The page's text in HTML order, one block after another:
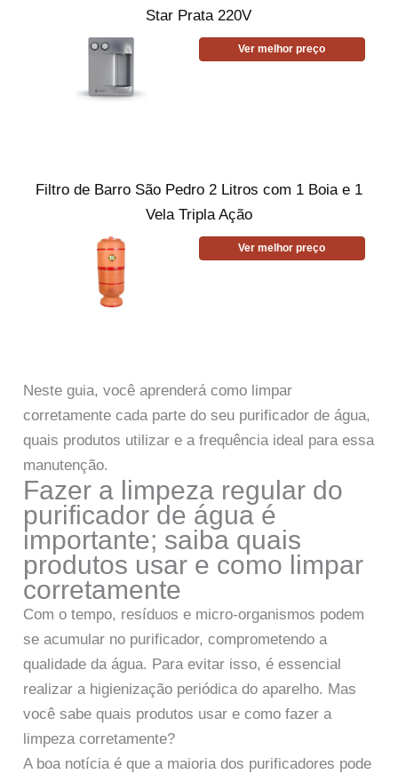
Star Prata 220V
Ver melhor preço
Filtro de Barro São Pedro 2 Litros com 1 Boia e 1
Vela Tripla Ação
Ver melhor preço
Neste guia, você aprenderá como limpar
corretamente cada parte do seu purificador de água,
quais produtos utilizar e a frequência ideal para essa
manutenção.
Fazer a limpeza regular do
purificador de água é
importante; saiba quais
produtos usar e como limpar
corretamente
Com o tempo, resíduos e micro-organismos podem
se acumular no purificador, comprometendo a
qualidade da água. Para evitar isso, é essencial
realizar a higienização periódica do aparelho. Mas
você sabe quais produtos usar e como fazer a
limpeza corretamente?
A boa notícia é que a maioria dos purificadores pode